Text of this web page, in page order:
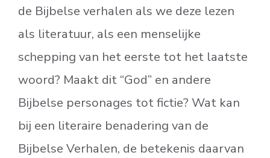
de Bijbelse verhalen als we deze lezen
als literatuur, als een menselijke
schepping van het eerste tot het laatste
woord? Maakt dit “God” en andere
Bijbelse personages tot fictie? Wat kan
bij een literaire benadering van de
Bijbelse Verhalen, de betekenis daarvan